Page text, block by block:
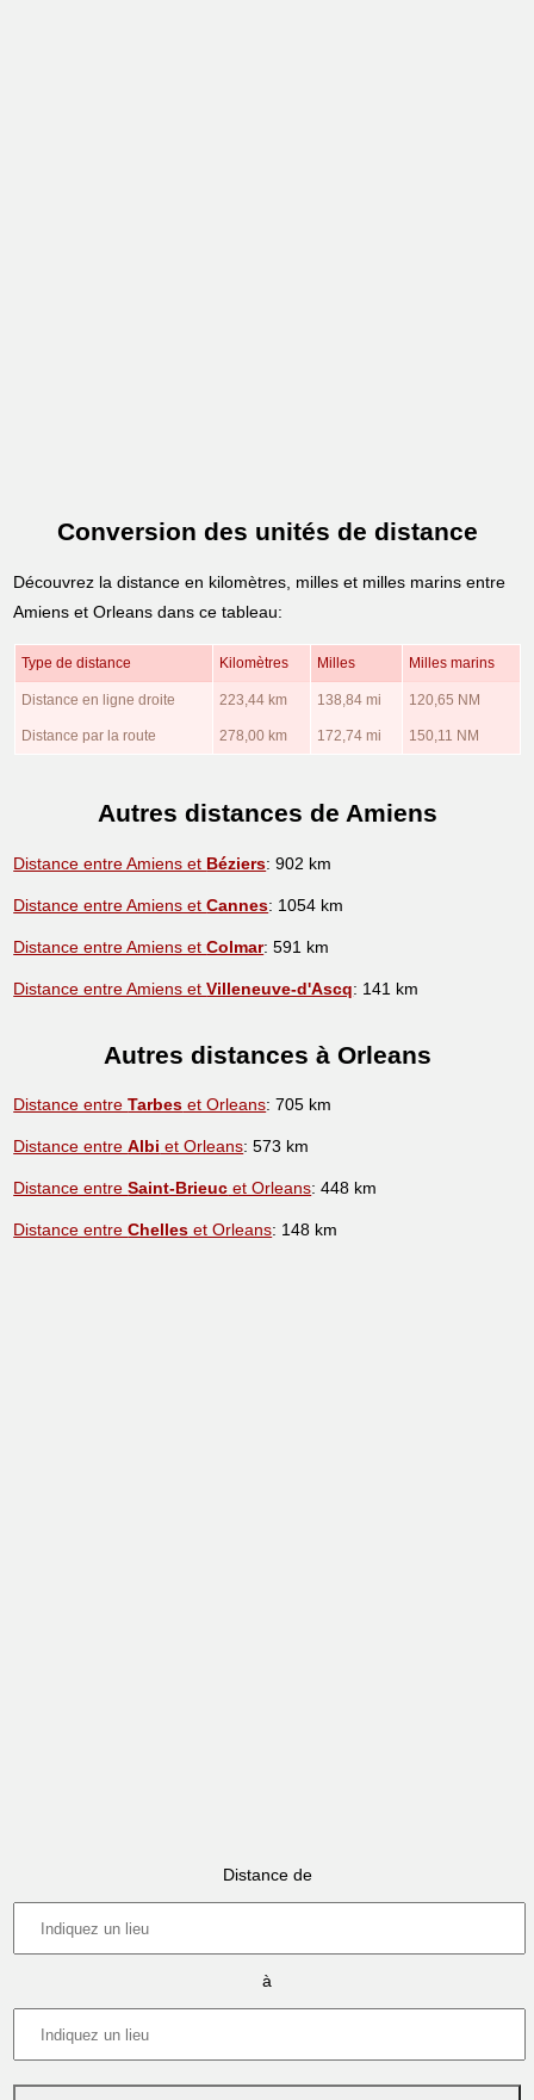
Conversion des unités de distance
Découvrez la distance en kilomètres, milles et milles marins entre
Amiens et Orleans dans ce tableau:
Type de distance Kilomètres Milles Milles marins
Distance en ligne droite 223,44 km 138,84 mi 120,65 NM
Distance par la route 278,00 km 172,74 mi 150,11 NM
Autres distances de Amiens
Distance entre Amiens et Béziers: 902 km
Distance entre Amiens etCannes: 1054 km
Distance entre Amiens etColmar: 591 km
Distance entre Amiens etVilleneuve-d'Ascq: 141 km
Autres distances à Orleans
Distance entreTarbes et Orleans: 705 km
Distance entreAlbi et Orleans: 573 km
Distance entreSaint-Brieuc et Orleans: 448 km
Distance entreChelles et Orleans: 148 km
Distance de
à